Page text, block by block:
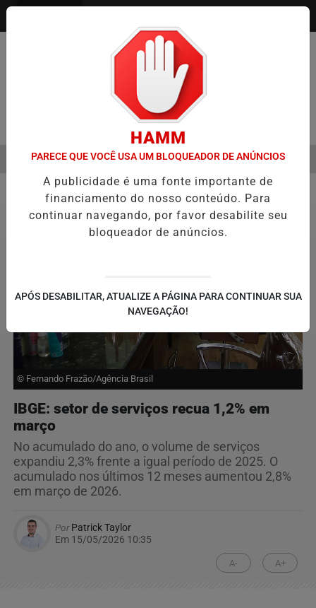
Pesquisar Notícia
DO CÂNCER DE CABEÇA E PESCOÇO EVOLUI E AMPLIA
EM ALTA
MENU
Economia
© Fernando Frazão/Agência Brasil
IBGE: setor de serviços recua 1,2% em
março
No acumulado do ano, o volume de serviços
expandiu 2,3% frente a igual período de 2025. O
acumulado nos últimos 12 meses aumentou 2,8%
em março de 2026.
PorPatrick Taylor
Em 15/05/2026 10:35
A- A+
HAMM
PARECE QUE VOCÊ USA UM BLOQUEADOR DE ANÚNCIOS
A publicidade é uma fonte importante de
financiamento do nosso conteúdo. Para
continuar navegando, por favor desabilite seu
bloqueador de anúncios.
APÓS DESABILITAR, ATUALIZE A PÁGINA PARA CONTINUAR SUA
NAVEGAÇÃO!